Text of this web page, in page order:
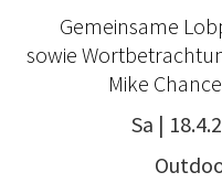
Gemeinsame
sowie
Mike
Sa |